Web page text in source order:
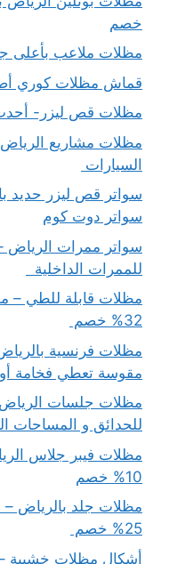
خصم
مظلات ملاعب بأعلى جودة
قماش مظلات كوري أصلي 20% خصم –
مظلات قص ليزر-
مظلات مشاريع الرياض
السيارات
سواتر قص ليزر حديد
سواتر دوت كوم
للممرات الداخلية
مظلات قابلة للطي –
32% خصم
مظلات فرنسية
مقوسة تعطي فخامة
مظلات جلسات
للحدائق و المساحات
مظلات فيبر جلاس
10% خصم
مظلات جلد بالرياض
25% خصم
أشكال مظلات خشبية